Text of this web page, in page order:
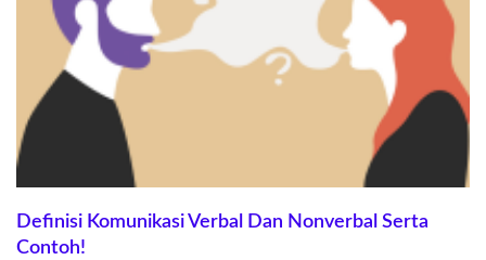
Definisi Komunikasi Verbal Dan Nonverbal Serta
Contoh!